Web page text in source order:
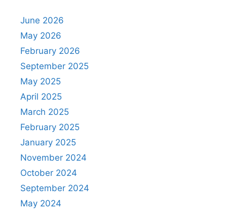
June 2026
May 2026
February 2026
September 2025
May 2025
April 2025
March 2025
February 2025
January 2025
November 2024
October 2024
September 2024
May 2024